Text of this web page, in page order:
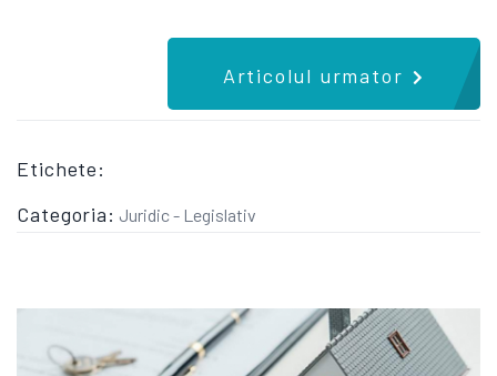
Articolul urmator
Etichete:
Categoria: Juridic - Legislativ